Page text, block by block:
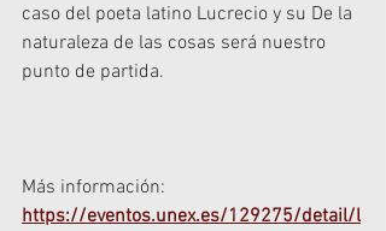
caso del poeta latino Lucrecio y su De la
naturaleza de las cosas será nuestro
punto de partida.
Más información:
https://eventos.unex.es/129275/detail/l